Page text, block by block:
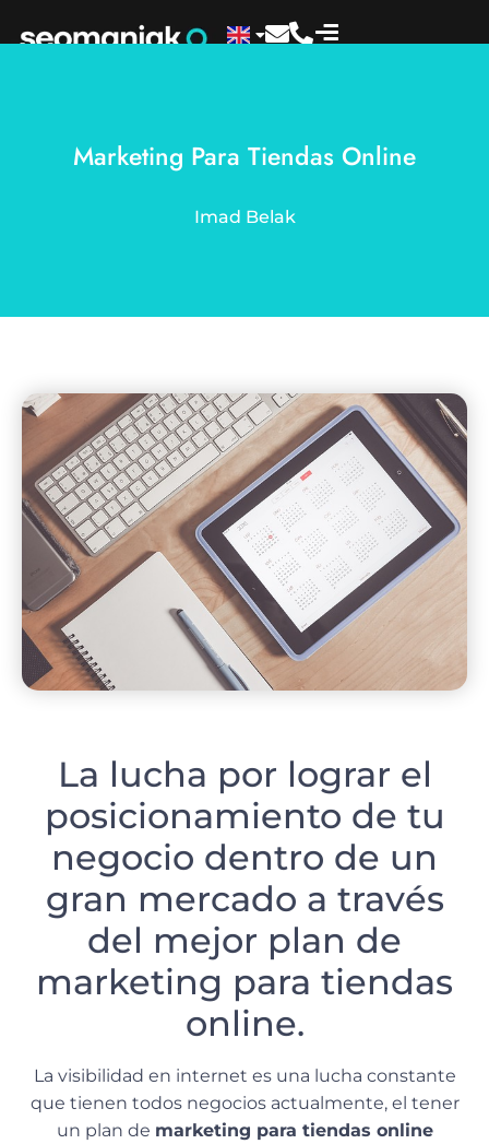
Marketing Para Tiendas Online
Imad Belak
La lucha por lograr el
posicionamiento de tu
negocio dentro de un
gran mercado a través
del mejor plan de
marketing para tiendas
online.
La visibilidad en internet es una lucha constante
que tienen todos negocios actualmente, el tener
un plan de marketing para tiendas online